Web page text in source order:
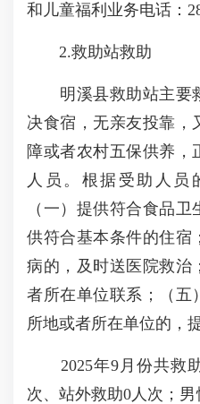
和儿童福利业务电话：
2.救助站救助
明溪县救助站主要
决食宿，无亲友投靠，
障或者农村五保供养，
人员。根据受助人员
（一）提供符合食品
供符合基本条件的住宿
病的，及时送医院救治
者所在单位联系；（五
所地或者所在单位的，
2025年9月份共救助
次、站外救助0人次；